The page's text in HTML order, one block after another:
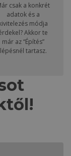
csak a konkrét
adatok és a
módja
Akkor te
már az “Építés”
lépésnél tartasz.